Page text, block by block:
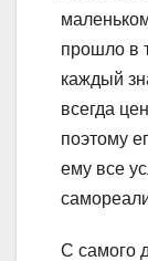
прошло в
каждый
всегда
поэтому
ему все
С самого